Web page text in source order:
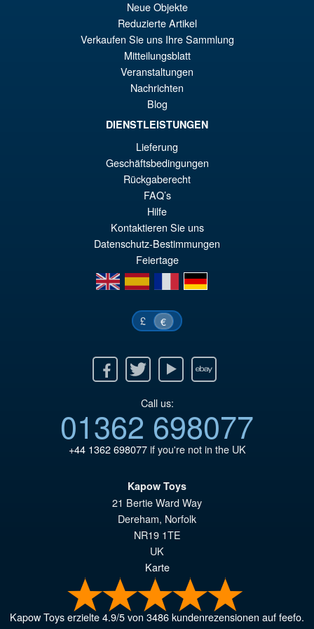
VORBESTELLUNGEN
Marvel Legends X-Men Team
Suit 3 Pack Storm, Forge and
Jubilee
IN DEN WARENKORB
Neue Objekte
Reduzierte Artikel
Verkaufen Sie uns Ihre Sammlung
Mitteilungsblatt
Veranstaltungen
Nachrichten
Blog
DIENSTLEISTUNGEN
Lieferung
Geschäftsbedingungen
Rückgaberecht
FAQ’s
Hilfe
Kontaktieren Sie uns
Datenschutz-Bestimmungen
Feiertage
en
es fr de
£ €
Twitter Youtube Ebay
Call us:
01362 698077
+44 1362 698077if you're not in the UK
Kapow Toys
21 Bertie Ward Way
Dereham, Norfolk
NR19 1TE
UK
Karte
Kapow Toyserzielte4.9/5von 3486kundenrezensionen auf feefo.